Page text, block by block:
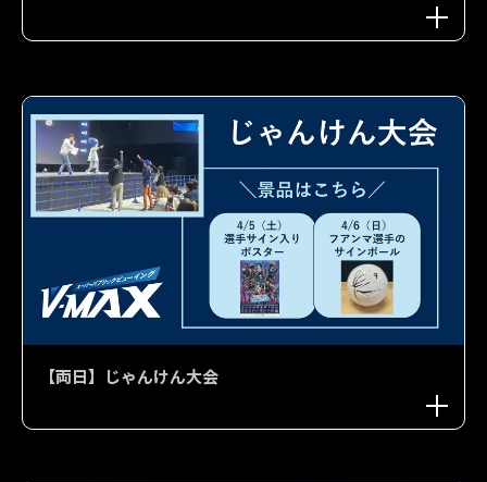
【両日】じゃんけん大会